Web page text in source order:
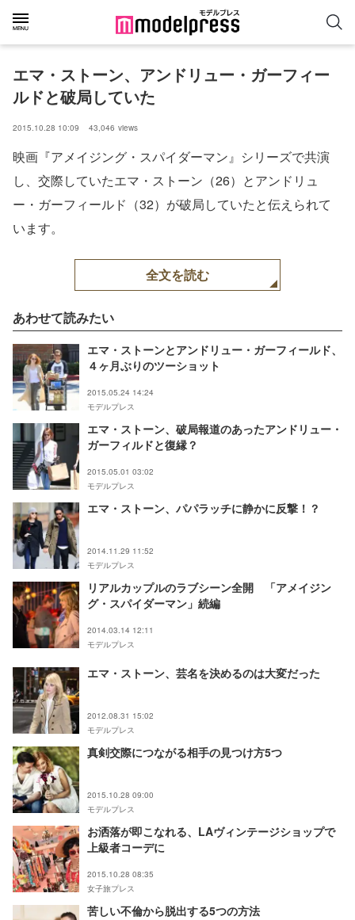
エマ・ストーン、アンドリュー・ガーフィー
ルドと破局していた
2015.10.28 10:09 43,046 views
映画『アメイジング・スパイダーマン』シリーズで共演
し、交際していたエマ・ストーン（26）とアンドリュ
ー・ガーフィールド（32）が破局していたと伝えられて
います。
全文を読む
あわせて読みたい
エマ・ストーンとアンドリュー・ガーフィールド、
４ヶ月ぶりのツーショット
2015.05.24 14:24
モデルプレス
エマ・ストーン、破局報道のあったアンドリュー・
ガーフィルドと復縁？
2015.05.01 03:02
モデルプレス
エマ・ストーン、パパラッチに静かに反撃！？
2014.11.29 11:52
モデルプレス
リアルカップルのラブシーン全開 「アメイジン
グ・スパイダーマン」続編
2014.03.14 12:11
モデルプレス
エマ・ストーン、芸名を決めるのは大変だった
2012.08.31 15:02
モデルプレス
真剣交際につながる相手の見つけ方5つ
2015.10.28 09:00
モデルプレス
お洒落が即こなれる、LAヴィンテージショップで
上級者コーデに
2015.10.28 08:35
女子旅プレス
苦しい不倫から脱出する5つの方法